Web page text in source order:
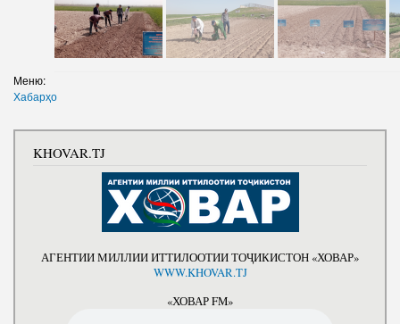
Меню:
Хабарҳо
KHOVAR.TJ
АГЕНТИИ МИЛЛИИ ИТТИЛООТИИ ТОҶИКИСТОН «ХОВАР»
WWW.KHOVAR.TJ
«ХОВАР FM»